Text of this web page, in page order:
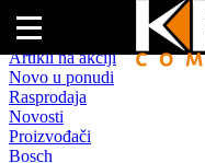
Naslovna
Artikli na akciji
Novo u ponudi
Rasprodaja
Novosti
Proizvođači
Bosch